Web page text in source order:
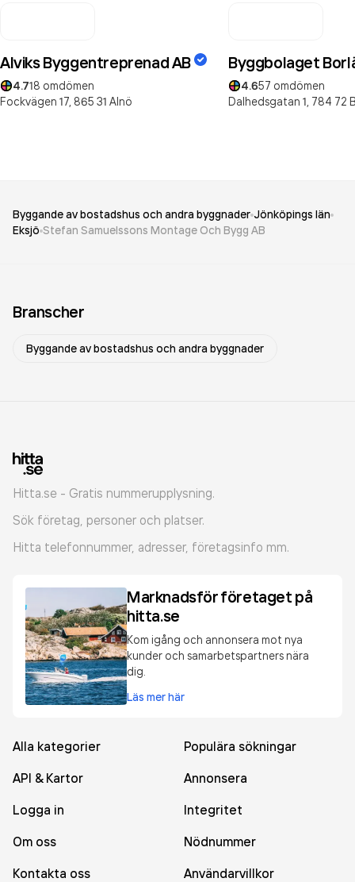
Alviks Byggentreprenad AB
4.718 omdömen
Fockvägen 17, 865 31 Alnö
Byggbolaget
4.657 omdömen
Dalhedsgatan 1, 784 72
Byggande av bostadshus och andra byggnader Jönköpings län
Eksjö Stefan Samuelssons Montage Och Bygg AB
Branscher
Byggande av bostadshus och andra byggnader
Hitta.se - Gratis nummerupplysning.
Sök företag, personer och platser.
Hitta telefonnummer, adresser, företagsinfo mm.
Marknadsför företaget på
hitta.se
Kom igång och annonsera mot nya
kunder och samarbetspartners nära
dig.
Läs mer här
Alla kategorier
Populära sökningar
API & Kartor
Annonsera
Logga in
Integritet
Om oss
Nödnummer
Kontakta oss
Användarvillkor